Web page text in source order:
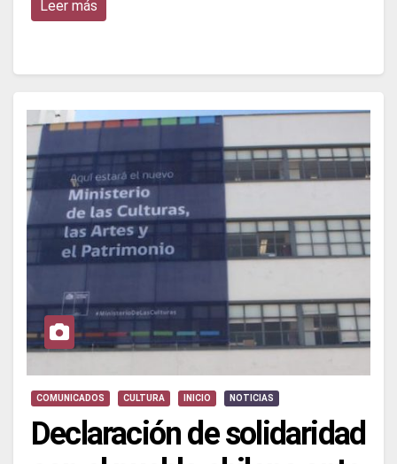
Leer más
COMUNICADOS CULTURA INICIO NOTICIAS
Declaración de solidaridad